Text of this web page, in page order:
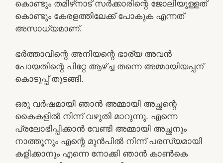
കൊണ്ടും തമിഴ്‌നാട് സർക്കാരിന്റെ ജോലിയുള്ളത്
കൊണ്ടും കേരളത്തിലേക്ക് പോകുക എന്നത്
അസാധ്യമാണ്.
ഭർത്താവിന്റെ അനിയന്റെ ഭാര്യ അവൻ
പോയതിന്റെ പിറ്റേ ആഴ്ച്ച തന്നെ അമ്മായിയപ്പന്
കൊടുപ്പ് തുടങ്ങി.
ഒരു വർഷമായി ഞാൻ അമ്മായി അച്ഛന്റെ
കൈകളിൽ നിന്ന് വഴുതി മാറുന്നു. എന്നെ
പ്രലോഭിപ്പിക്കാൻ വേണ്ടി അമ്മായി അച്ഛനും
നാത്തൂനും എന്റെ മുൻപിൽ നിന്ന് പരസ്യമായി
കളിക്കാനും എന്നെ നോക്കി ഞാൻ കാൺകെ